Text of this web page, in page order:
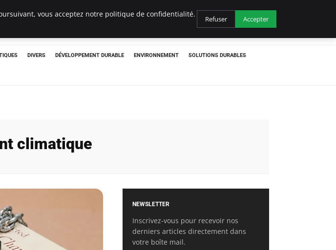
DIVERS DÉVELOPPEMENT DURABLE ENVIRONNEMENT SOLUTIONS DURABLES
climatique
NEWSLETTER
Inscrivez-vous pour recevoir nos
derniers articles directement dans
votre boîte mail.
vous acceptez notre politique de confidentialité.
Refuser Accepter